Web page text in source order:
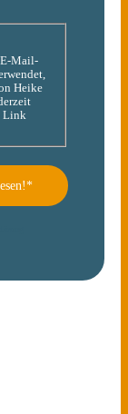
Mail-
Heike
Link